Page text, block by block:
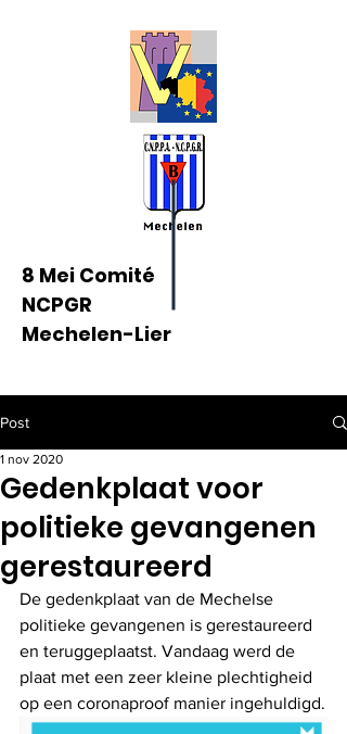
8 Mei Comité
NCPGR
Mechelen-Lier
Post
Gedenkplaat voor
politieke gevangenen
gerestaureerd
1 nov 2020
De gedenkplaat van de Mechelse
politieke gevangenen is gerestaureerd
en teruggeplaatst. Vandaag werd de
plaat met een zeer kleine plechtigheid
op een coronaproof manier ingehuldigd.